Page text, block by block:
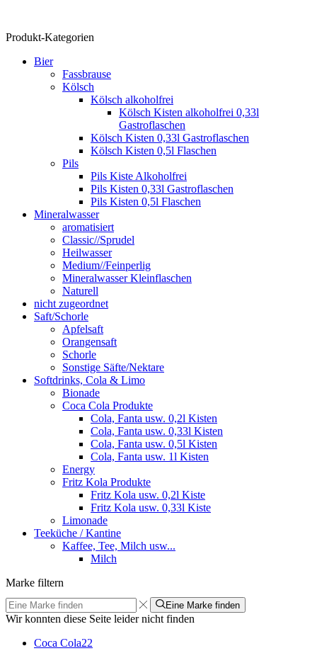
Produkt-Kategorien
Bier
Fassbrause
Kölsch
Kölsch alkoholfrei
Kölsch Kisten alkoholfrei 0,33l
Gastroflaschen
Kölsch Kisten 0,33l Gastroflaschen
Kölsch Kisten 0,5l Flaschen
Pils
Pils Kiste Alkoholfrei
Pils Kisten 0,33l Gastroflaschen
Pils Kisten 0,5l Flaschen
Mineralwasser
aromatisiert
Classic//Sprudel
Heilwasser
Medium//Feinperlig
Mineralwasser Kleinflaschen
Naturell
nicht zugeordnet
Saft/Schorle
Apfelsaft
Orangensaft
Schorle
Sonstige Säfte/Nektare
Softdrinks, Cola & Limo
Bionade
Coca Cola Produkte
Cola, Fanta usw. 0,2l Kisten
Cola, Fanta usw. 0,33l Kisten
Cola, Fanta usw. 0,5l Kisten
Cola, Fanta usw. 1l Kisten
Energy
Fritz Kola Produkte
Fritz Kola usw. 0,2l Kiste
Fritz Kola usw. 0,33l Kiste
Limonade
Teeküche / Kantine
Kaffee, Tee, Milch usw...
Milch
Marke filtern
Eine Marke finden
Wir konnten diese Seite leider nicht finden
Coca Cola22